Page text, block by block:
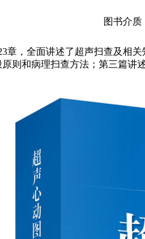
图书介质
章，全面讲述了超声扫查及相
则和病理扫查方法；第三篇讲